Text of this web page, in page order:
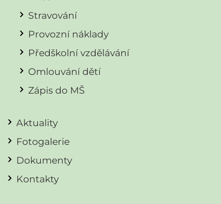
Stravování
Provozní náklady
Předškolní vzdělávání
Omlouvání dětí
Zápis do MŠ
Aktuality
Fotogalerie
Dokumenty
Kontakty